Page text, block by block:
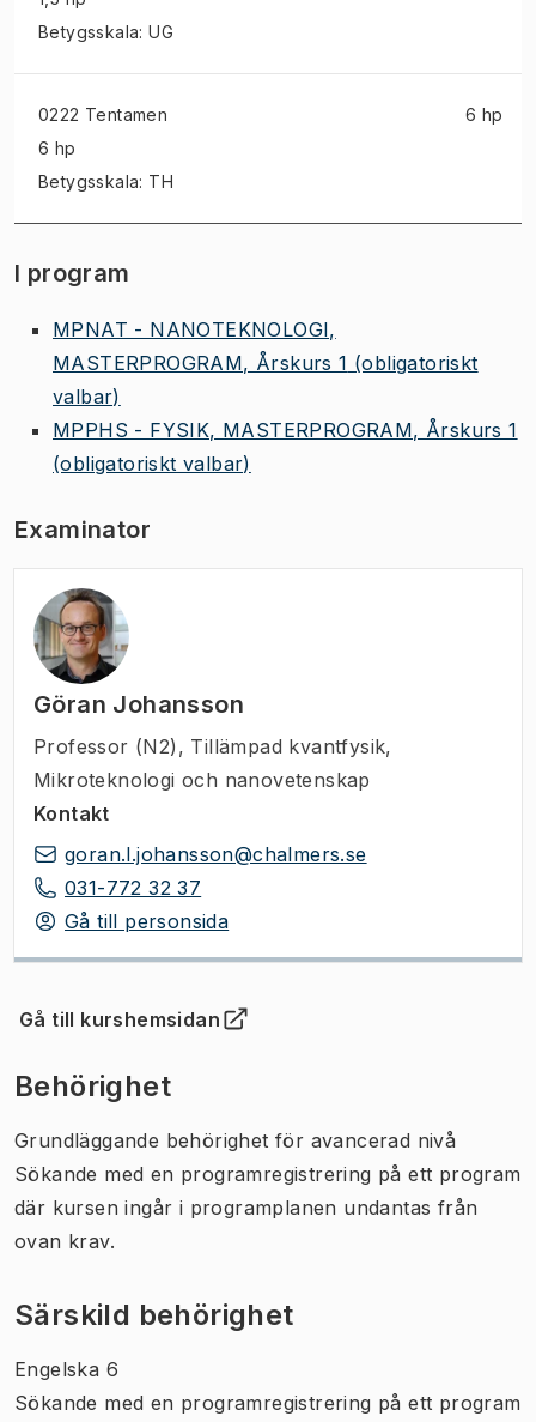
Betygsskala: UG
0222 Tentamen
6 hp
Betygsskala: TH
6 hp
I program
MPNAT - NANOTEKNOLOGI,
MASTERPROGRAM, Årskurs 1 (obligatoriskt
valbar)
MPPHS - FYSIK, MASTERPROGRAM, Årskurs 1
(obligatoriskt valbar)
Examinator
Göran Johansson
Professor (N2) , Tillämpad kvantfysik,
Mikroteknologi och nanovetenskap
Kontakt
goran.l.johansson@chalmers.se
031-772 32 37
Gå till personsida
Gå till kurshemsidan
(Öppnas i ny flik)
Behörighet
Grundläggande behörighet för avancerad nivå
Sökande med en programregistrering på ett program
där kursen ingår i programplanen undantas från
ovan krav.
Särskild behörighet
Engelska 6
Sökande med en programregistrering på ett program